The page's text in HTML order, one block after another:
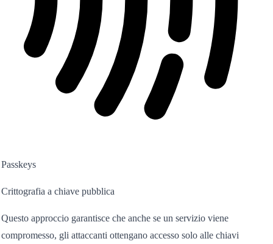
Passkeys
Crittografia a chiave pubblica
Questo approccio garantisce che anche se un servizio viene
compromesso, gli attaccanti ottengano accesso solo alle chiavi